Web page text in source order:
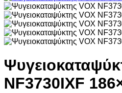
NF3730IXF